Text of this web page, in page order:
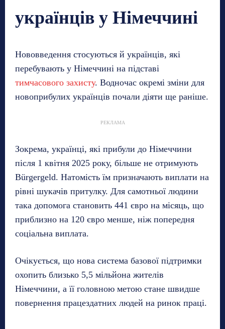
українців у Німеччині
Нововведення стосуються й українців, які
перебувають у Німеччині на підставі
тимчасового захисту. Водночас окремі зміни для
новоприбулих українців почали діяти ще раніше.
РЕКЛАМА
Зокрема, українці, які прибули до Німеччини
після 1 квітня 2025 року, більше не отримують
Bürgergeld. Натомість їм призначають виплати на
рівні шукачів притулку. Для самотньої людини
така допомога становить 441 євро на місяць, що
приблизно на 120 євро менше, ніж попередня
соціальна виплата.
Очікується, що нова система базової підтримки
охопить близько 5,5 мільйона жителів
Німеччини, а її головною метою стане швидше
повернення працездатних людей на ринок праці.